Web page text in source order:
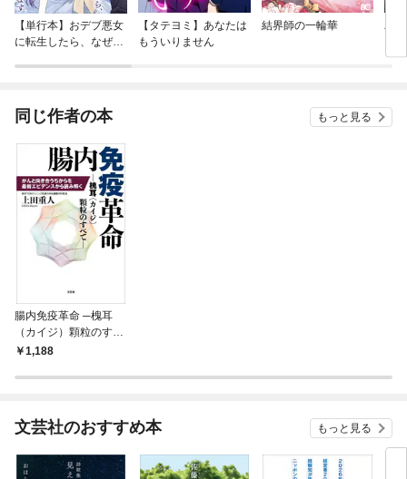
【単行本】おデブ悪女
に転生したら、なぜか
【タテヨミ】あなたは
もういりません
結界師の一輪華
バ
今
同じ作者の本 もっと見る
腸内免疫革命 ─槐耳
（カイジ）顆粒のすべ
て─ がんと向き合うち
から読み解く
1,188
文芸社のおすすめ本 もっと見る